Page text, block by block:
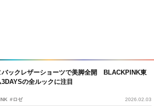
バックレザーショーツで美脚全開 BLACKPINK東
の全ルックに注目
#ロゼ 2026.02.03